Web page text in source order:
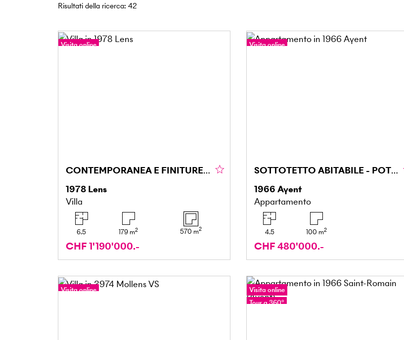
Risultati della ricerca: 42
Visita online
CONTEMPORANEA E FINITURE DI ALTA GAMMA
1978 Lens
Villa
6.5 179 m2 570 m2
CHF 1'190'000.-
Visita online
SOTTOTETTO ABITABILE - POTENZIALE DUPLEX
1966 Ayent
Appartamento
4.5 100 m2
CHF 480'000.-
Visita online
Visita online
Tour a 360°